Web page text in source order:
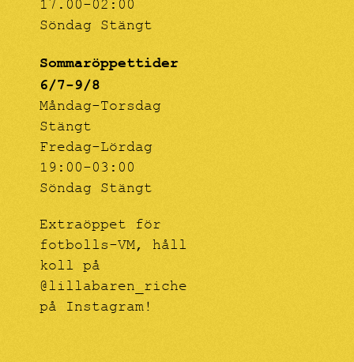
17.00-02:00
Söndag Stängt
Sommaröppettider
6/7-9/8
Måndag-Torsdag
Stängt
Fredag-Lördag
19:00-03:00
Söndag Stängt
Extraöppet för
fotbolls-VM, håll
koll på
@lillabaren_riche
på Instagram!